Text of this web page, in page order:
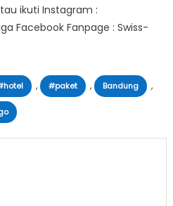
ikuti Instagram :
Facebook Fanpage : Swiss-
, #paket , Bandung ,